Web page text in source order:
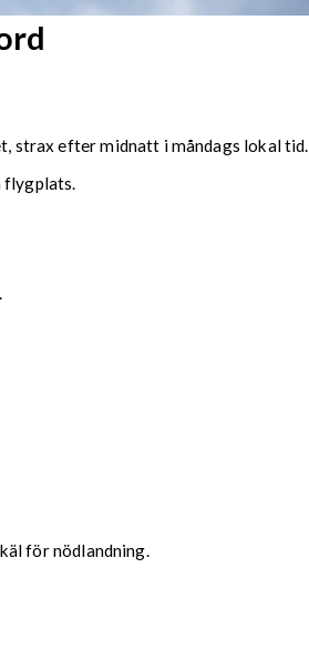
strax efter midnatt i måndags lokal tid.
för nödlandning.